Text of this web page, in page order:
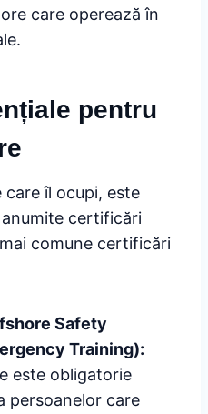
care operează în
pentru
îl ocupi, este
certificări
comune certificări
Safety
Training):
este obligatorie
persoanelor care